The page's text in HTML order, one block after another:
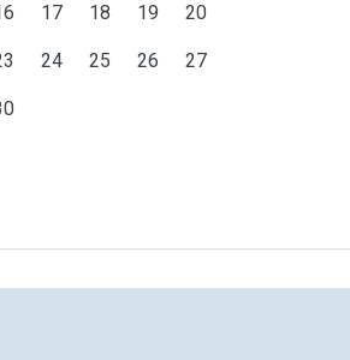
17 18 19 20
24 25 26 27